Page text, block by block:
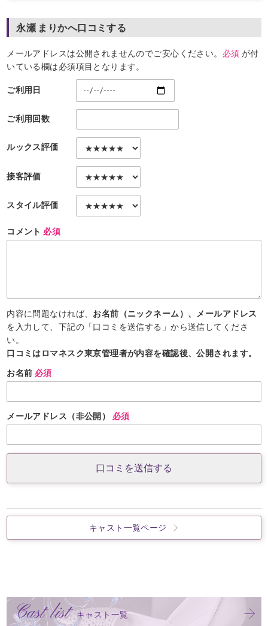
永瀬 まりかへ口コミする
メールアドレスは公開されませんのでご安心ください。 必須 が付
いている欄は必須項目となります。
ご利用日
ご利用回数
ルックス評価
接客評価
スタイル評価
コメント 必須
内容に問題なければ、 お名前（ニックネーム）、メールアドレス
を入力して、下記の「口コミを送信する」から送信してくださ
い。
口コミはロマネスク東京管理者が内容を確認後、公開されます。
お名前 必須
メールアドレス（非公開） 必須
キャスト一覧ページ
Cast list キャスト一覧